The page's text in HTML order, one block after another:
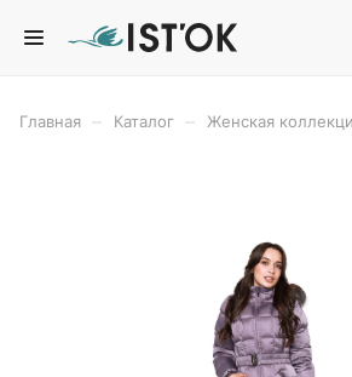
Главная Каталог Женская